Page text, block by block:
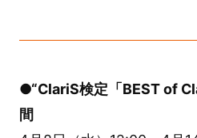
●“ClariS検定「BEST of
間